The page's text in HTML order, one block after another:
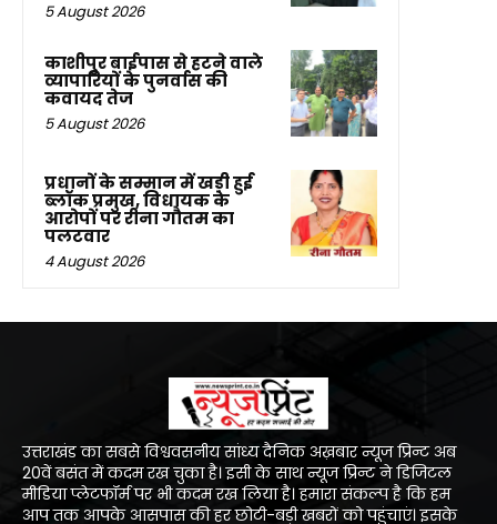
5 August 2026
काशीपुर बाईपास से हटने वाले
व्यापारियों के पुनर्वास की
कवायद तेज
5 August 2026
प्रधानों के सम्मान में खड़ी हुई
ब्लॉक प्रमुख, विधायक के
आरोपों पर रीना गौतम का
पलटवार
4 August 2026
उत्तराखंड का सबसे विश्ववसनीय सांध्य दैनिक अख़बार न्यूज प्रिन्ट अब
20वें बसंत में कदम रख चुका है। इसी के साथ न्यूज प्रिन्ट ने डिजिटल
मीडिया प्लेटफॉर्म पर भी कदम रख लिया है। हमारा संकल्प है कि हम
आप तक आपके आसपास की हर छोटी-बड़ी खबरों को पहुंचाएं। इसके